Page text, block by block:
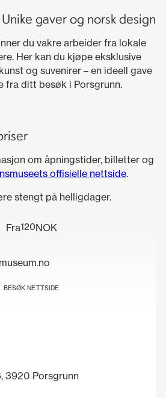
gaver og norsk design
du vakre arbeider fra lokale
Her kan du kjøpe eksklusive
og suvenirer – en ideell gave
fra ditt besøk i Porsgrunn.
om åpningstider, billetter og
offisielle nettside.
stengt på helligdager.
Fra120NOK
BESØK NETTSIDE
3920 Porsgrunn